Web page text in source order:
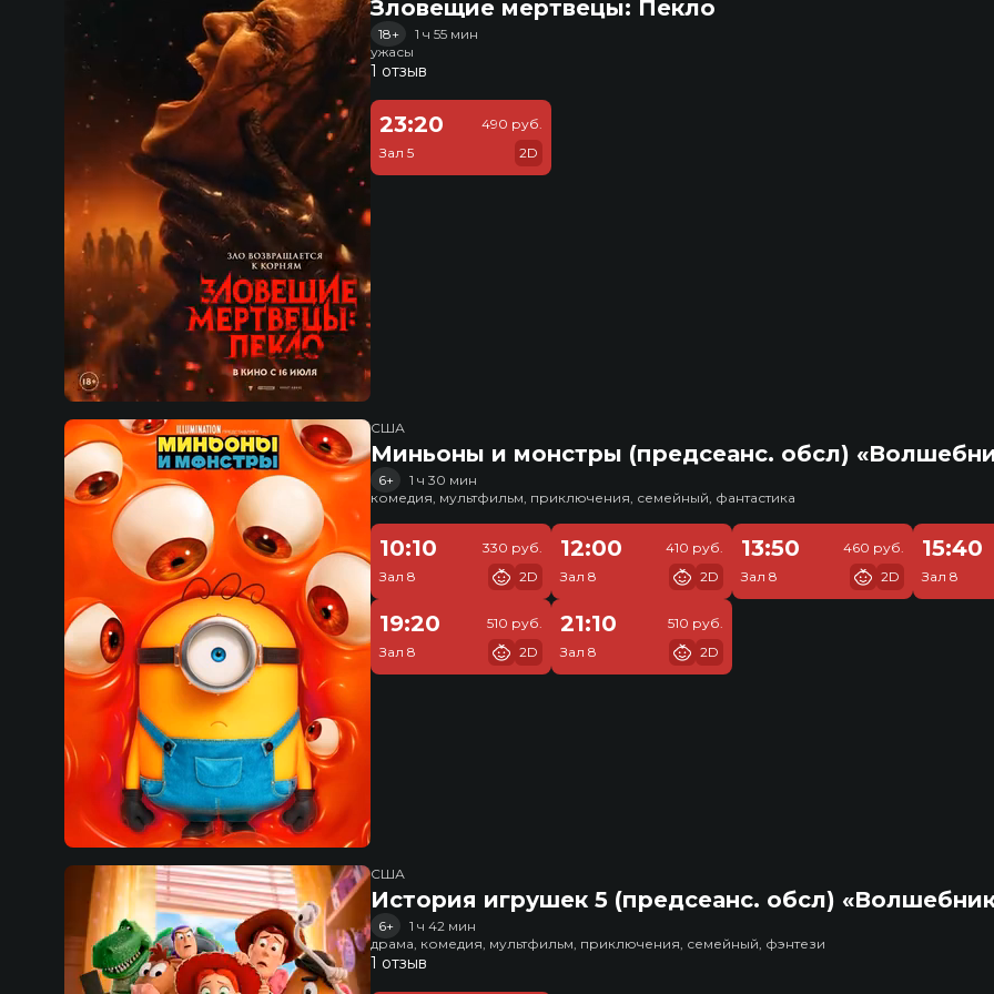
Зловещие мертвецы: Пекло
18+
1 ч 55 мин
ужасы
1 отзыв
23:20
Зал 5
490 руб.
2D
США
Миньоны и монстры (предсеанс. обсл)
6+
1 ч 30 мин
комедия, мультфильм, приключения, семейный, фантастика
10:10
Зал 8
330 руб.
2D
12:00
Зал 8
410 руб.
2D
13:50
Зал 8
460 руб.
2D
15:40
Зал 8
19:20
Зал 8
510 руб.
2D
21:10
Зал 8
510 руб.
2D
США
История игрушек 5 (предсеанс. обсл)
6+
1 ч 42 мин
драма, комедия, мультфильм, приключения, семейный, фэнтези
1 отзыв